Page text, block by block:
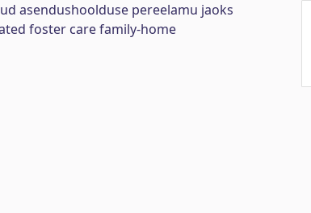
asendushoolduse pereelamu jaoks
foster care family-home